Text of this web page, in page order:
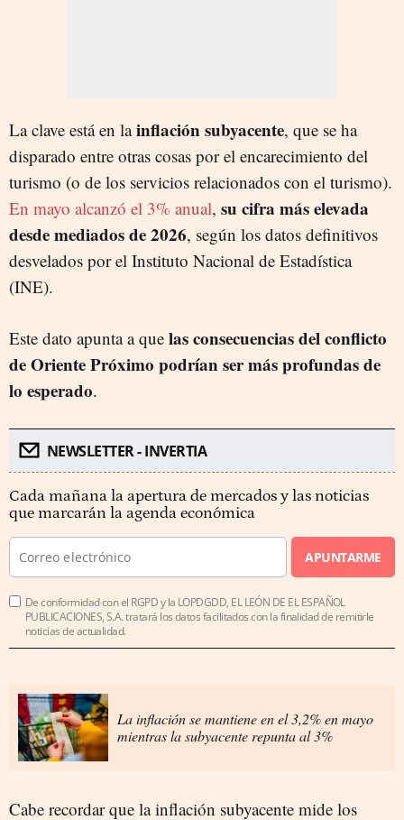
La clave está en lainflación subyacente, que se ha
disparado entre otras cosas por el encarecimiento del
turismo (o de los servicios relacionados con el turismo).
En mayo alcanzó el 3% anual, su cifra más elevada
desde mediados de 2026, según los datos definitivos
desvelados por el Instituto Nacional de Estadística
(INE).
Este dato apunta a que las consecuencias del conflicto
de Oriente Próximo podrían ser más profundas de
lo esperado.
NEWSLETTER - INVERTIA
Cada mañana la apertura de mercados y las noticias
que marcarán la agenda económica
APUNTARME
De conformidad con el RGPD y la LOPDGDD, EL LEÓN DE EL ESPAÑOL
PUBLICACIONES, S.A. tratará los datos facilitados con la finalidad de remitirle
noticias de actualidad.
La inflación se mantiene en el 3,2% en mayo
mientras la subyacente repunta al 3%
Cabe recordar que la inflación subyacente mide los